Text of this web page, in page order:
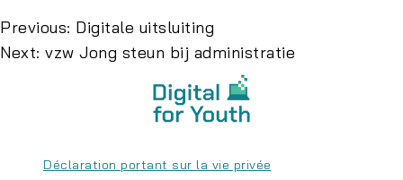
Previous: Digitale uitsluiting
Next: vzw Jong steun bij administratie
Déclaration portant sur la vie privée